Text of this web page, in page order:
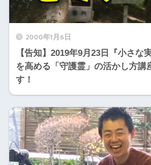
2000年1月6日
【告知】2019年9月23日『小さな
を高める「守護霊」の活かし方講
す！